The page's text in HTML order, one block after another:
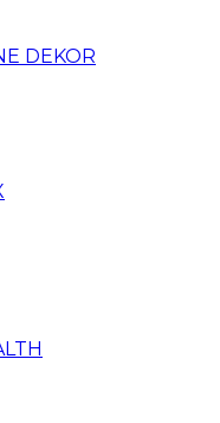
DEKOR